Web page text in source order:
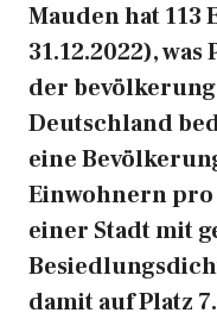
Mauden hat 113
31.12.2022),
der
Deutschland
eine
Einwohnern pro
einer Stadt mit
damit auf Platz